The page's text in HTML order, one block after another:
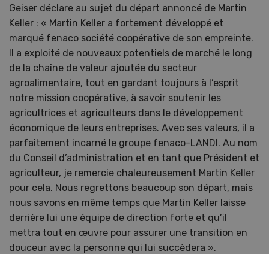
Geiser déclare au sujet du départ annoncé de Martin
Keller : « Martin Keller a fortement développé et
marqué fenaco société coopérative de son empreinte.
Il a exploité de nouveaux potentiels de marché le long
de la chaîne de valeur ajoutée du secteur
agroalimentaire, tout en gardant toujours à l’esprit
notre mission coopérative, à savoir soutenir les
agricultrices et agriculteurs dans le développement
économique de leurs entreprises. Avec ses valeurs, il a
parfaitement incarné le groupe fenaco-LANDI. Au nom
du Conseil d’administration et en tant que Président et
agriculteur, je remercie chaleureusement Martin Keller
pour cela. Nous regrettons beaucoup son départ, mais
nous savons en même temps que Martin Keller laisse
derrière lui une équipe de direction forte et qu’il
mettra tout en œuvre pour assurer une transition en
douceur avec la personne qui lui succèdera ».